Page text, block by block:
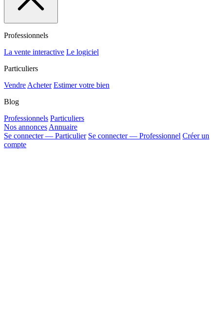
Professionnels
La vente interactive Le logiciel
Particuliers
Vendre Acheter Estimer votre bien
Blog
Professionnels Particuliers
Nos annonces Annuaire
Se connecter — Particulier Se connecter — Professionnel Créer un
compte